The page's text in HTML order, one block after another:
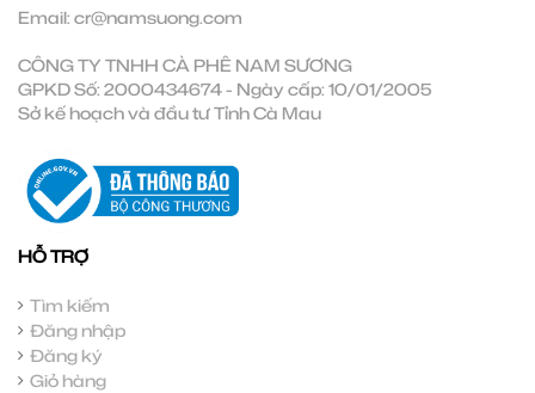
Email: cr@namsuong.com
CÔNG TY TNHH CÀ PHÊ NAM SƯƠNG
GPKD Số: 2000434674 - Ngày cấp: 10/01/2005
Sở kế hoạch và đầu tư Tỉnh Cà Mau
HỖ TRỢ
Tìm kiếm
Đăng nhập
Đăng ký
Giỏ hàng